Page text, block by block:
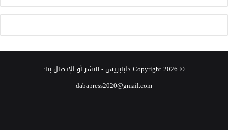
© Copyright 2026 دابابريس- للنشر أو الإتصال بنا:
dabapress2020@gmail.com